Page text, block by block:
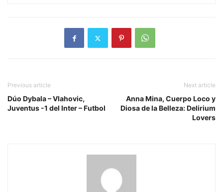
Previous article
Dúo Dybala – Vlahovic,
Juventus -1 del Inter – Futbol
Next article
Anna Mina, Cuerpo Loco y
Diosa de la Belleza: Delirium
Lovers